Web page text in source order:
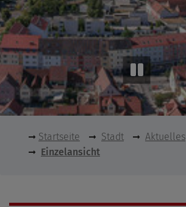
Startseite Stadt Aktuelles
Einzelansicht